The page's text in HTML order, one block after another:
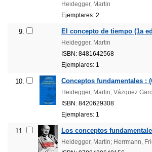
Heidegger, Martin
Ejemplares: 2
9. El concepto de tiempo (1a
Heidegger, Martin
ISBN: 8481642568
Ejemplares: 1
10. Conceptos fundamentales :
Heidegger, Martin; Vázquez
ISBN: 8420629308
Ejemplares: 1
11. Los conceptos
Heidegger, Martin; Herrmann,